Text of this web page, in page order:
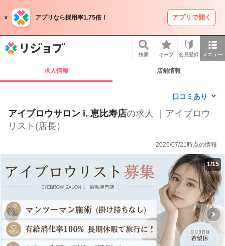
アプリなら採用率1.75倍！ アプリで開く
検索 キープ 会員登録 メニュー
求人情報 店舗情報
口コミあり
アイブロウサロン i. 恵比寿店の求人 ｜アイブロウ
リスト(店長）
2026/07/21時点の情報
1/15